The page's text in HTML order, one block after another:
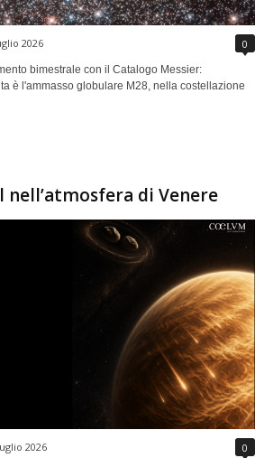
2026 0
bimestrale con il Catalogo Messier:
è l'ammasso globulare M28, nella costellazione
di Venere
2026 0